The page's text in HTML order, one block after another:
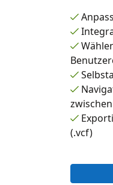
(.vcf)